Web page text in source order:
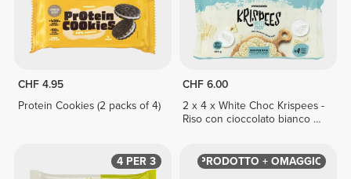
CHF 4.95
Protein Cookies (2 packs of 4)
CHF 6.00
2 x 4 x White Choc Krispees -
Riso con cioccolato bianco al
4 PER 3 PRODOTTO + OMAGGIO